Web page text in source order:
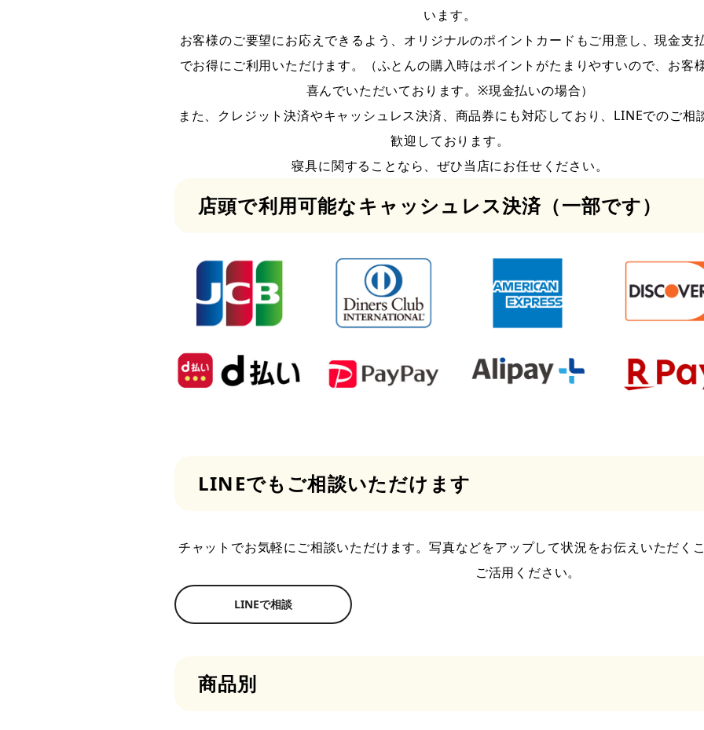
います。
お客様のご要望にお応えできるよう、オリジナルのポイントカードもご用意し、現金支
でお得にご利用いただけます。（ふとんの購入時はポイントがたまりやすいので、お客
喜んでいただいております。※現金払いの場合）
また、クレジット決済やキャッシュレス決済、商品券にも対応しており、LINEでのご相
歓迎しております。
寝具に関することなら、ぜひ当店にお任せください。
店頭で利用可能なキャッシュレス決済（一部です）
LINEでもご相談いただけます
チャットでお気軽にご相談いただけます。写真などをアップして状況をお伝えいただく
ご活用ください。
LINEで相談
商品別